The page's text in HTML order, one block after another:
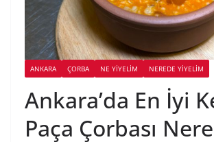
ANKARA ÇORBA NE YİYELİM NEREDE YİYELİM
Ankara’da En İyi
Paça Çorbası